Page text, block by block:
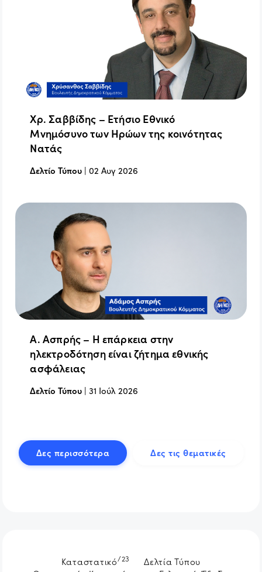
Χρ. Σαββίδης – Ετήσιο Εθνικό
Μνημόσυνο των Ηρώων της κοινότητας
Νατάς
Δελτίο Τύπου |02 Αυγ 2026
Α. Ασπρής – Η επάρκεια στην
ηλεκτροδότηση είναι ζήτημα εθνικής
ασφάλειας
Δελτίο Τύπου |31 Ιούλ 2026
Δες περισσότερα Δες τις θεματικές
Καταστατικό/23
Δελτία Τύπου